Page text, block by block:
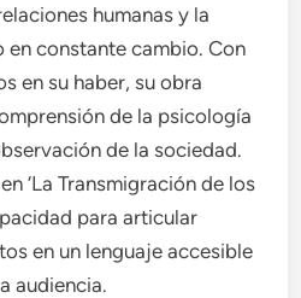
humanas y la
en constante cambio. Con
en su haber, su obra
de la psicología
de la sociedad.
‘La Transmigración de los
para articular
en un lenguaje accesible
audiencia.